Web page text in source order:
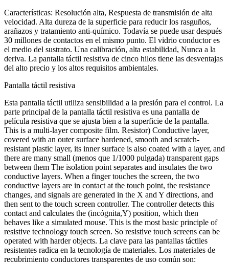
Características: Resolución alta, Respuesta de transmisión de alta
velocidad. Alta dureza de la superficie para reducir los rasguños,
arañazos y tratamiento anti-químico. Todavía se puede usar después
30 millones de contactos en el mismo punto. El vidrio conductor es
el medio del sustrato. Una calibración, alta estabilidad, Nunca a la
deriva. La pantalla táctil resistiva de cinco hilos tiene las desventajas
del alto precio y los altos requisitos ambientales.
Pantalla táctil resistiva
Esta pantalla táctil utiliza sensibilidad a la presión para el control. La
parte principal de la pantalla táctil resistiva es una pantalla de
película resistiva que se ajusta bien a la superficie de la pantalla.
This is a multi-layer composite film. Resistor) Conductive layer,
covered with an outer surface hardened, smooth and scratch-
resistant plastic layer, its inner surface is also coated with a layer, and
there are many small (menos que 1/1000 pulgada) transparent gaps
between them The isolation point separates and insulates the two
conductive layers. When a finger touches the screen, the two
conductive layers are in contact at the touch point, the resistance
changes, and signals are generated in the X and Y directions, and
then sent to the touch screen controller. The controller detects this
contact and calculates the (incógnita,Y) position, which then
behaves like a simulated mouse. This is the most basic principle of
resistive technology touch screen. So resistive touch screens can be
operated with harder objects. La clave para las pantallas táctiles
resistentes radica en la tecnología de materiales. Los materiales de
recubrimiento conductores transparentes de uso común son: